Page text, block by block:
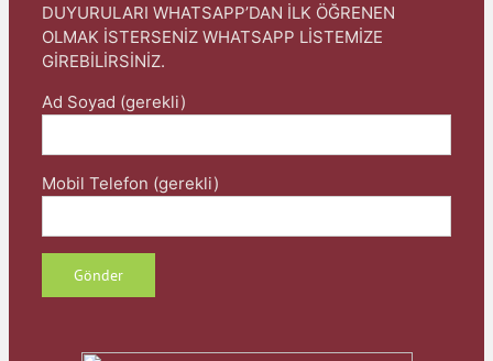
DUYURULARI WHATSAPP’DAN İLK ÖĞRENEN
OLMAK İSTERSENİZ WHATSAPP LİSTEMİZE
GİREBİLİRSİNİZ.
Ad Soyad (gerekli)
Mobil Telefon (gerekli)